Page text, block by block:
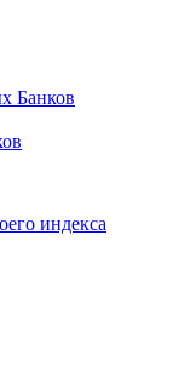
Банков
индекса